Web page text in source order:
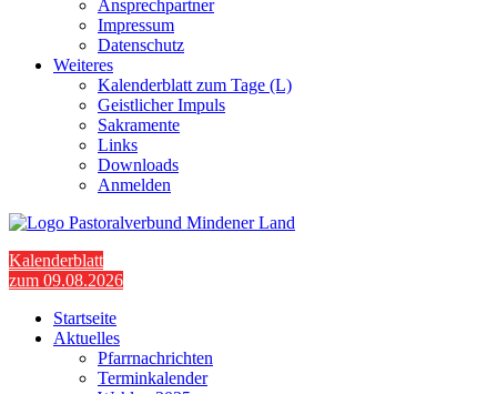
Ansprechpartner
Impressum
Datenschutz
Weiteres
Kalenderblatt zum Tage (L)
Geistlicher Impuls
Sakramente
Links
Downloads
Anmelden
Kalenderblatt
zum 09.08.2026
Startseite
Aktuelles
Pfarrnachrichten
Terminkalender